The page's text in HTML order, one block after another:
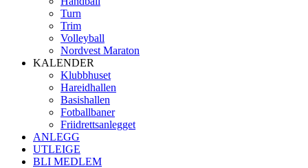
Turn
Trim
Volleyball
Nordvest Maraton
KALENDER
Klubbhuset
Hareidhallen
Basishallen
Fotballbaner
Friidrettsanlegget
ANLEGG
UTLEIGE
BLI MEDLEM